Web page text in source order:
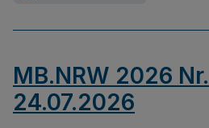
MB.NRW 2026
24.07.2026